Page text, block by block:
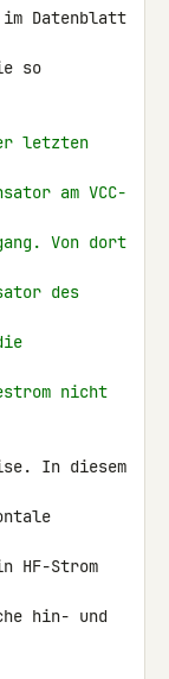
im Datenblatt
so
letzten
am VCC-
Von dort
des
nicht
In diesem
HF-Strom
hin- und